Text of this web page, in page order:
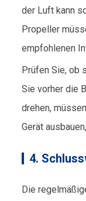
der Luft kann
Propeller
empfohlenen
Prüfen Sie, ob
Sie vorher die
drehen,
Gerät
4.
Die